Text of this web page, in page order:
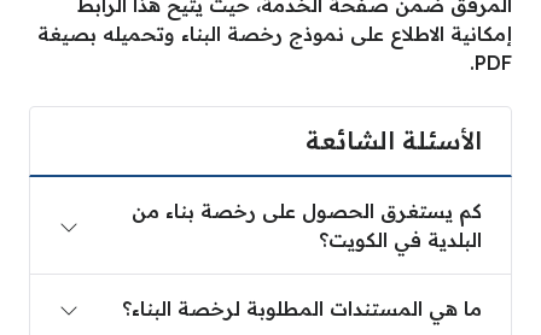
إمكانية الاطلاع على نموذج رخصة البناء وتحميله بصيغة
PDF.
الأسئلة الشائعة
كم يستغرق الحصول على رخصة بناء من
البلدية في الكويت؟
ما هي المستندات المطلوبة لرخصة البناء؟